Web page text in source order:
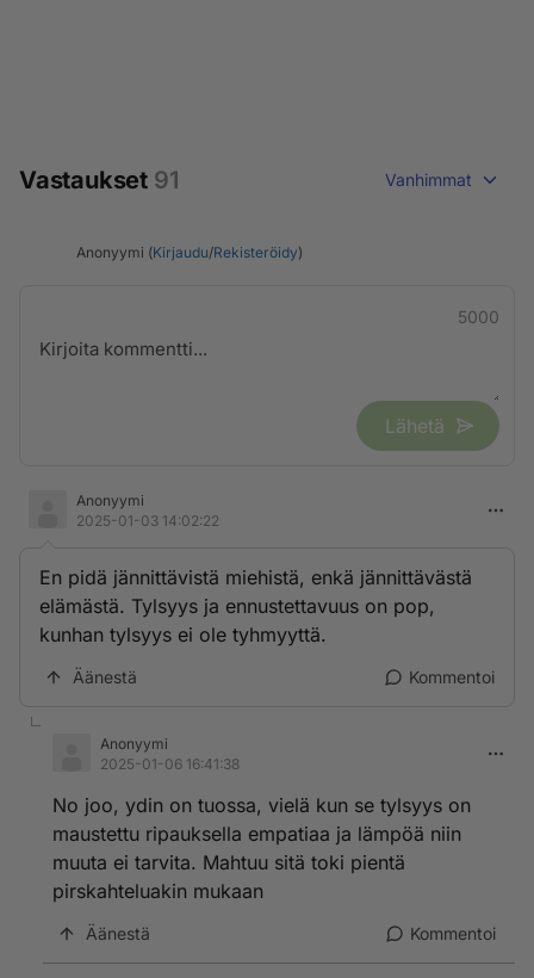
Vastaukset 91 Vanhimmat
Anonyymi (Kirjaudu/Rekisteröidy)
5000
Lähetä
Anonyymi
2025-01-03 14:02:22
En pidä jännittävistä miehistä, enkä jännittävästä
elämästä. Tylsyys ja ennustettavuus on pop,
kunhan tylsyys ei ole tyhmyyttä.
Äänestä Kommentoi
Anonyymi
2025-01-06 16:41:38
No joo, ydin on tuossa, vielä kun se tylsyys on
maustettu ripauksella empatiaa ja lämpöä niin
muuta ei tarvita. Mahtuu sitä toki pientä
pirskahteluakin mukaan
Äänestä Kommentoi